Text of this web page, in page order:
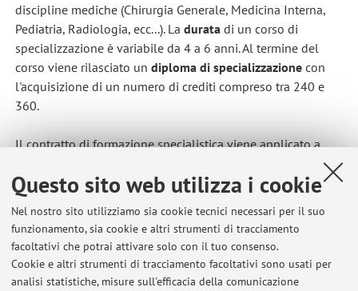
Questo sito web utilizza i cookie
Nel nostro sito utilizziamo sia cookie tecnici necessari per il suo
funzionamento, sia cookie e altri strumenti di tracciamento
facoltativi che potrai attivare solo con il tuo consenso.
Cookie e altri strumenti di tracciamento facoltativi sono usati per
analisi statistiche, misure sull'efficacia della comunicazione
discipline mediche (Chirurgia Generale, Medicina Interna,
Pediatria, Radiologia, ecc...). La durata di un corso di
specializzazione è variabile da 4 a 6 anni. Al termine del
corso viene rilasciato un diploma di specializzazionecon
l'acquisizione di un numero di crediti compreso tra 240 e
360.
Il contratto di formazione specialistica viene applicato a
tutti gli iscritti alle scuole di specializzazione e dà diritto ad
unaretribuzionedi circa 1800 Euro al mese (borsa di
studio
Per ogni ulteriore informazione si può accedere al seguente
link:
Scuole di Specializzazione